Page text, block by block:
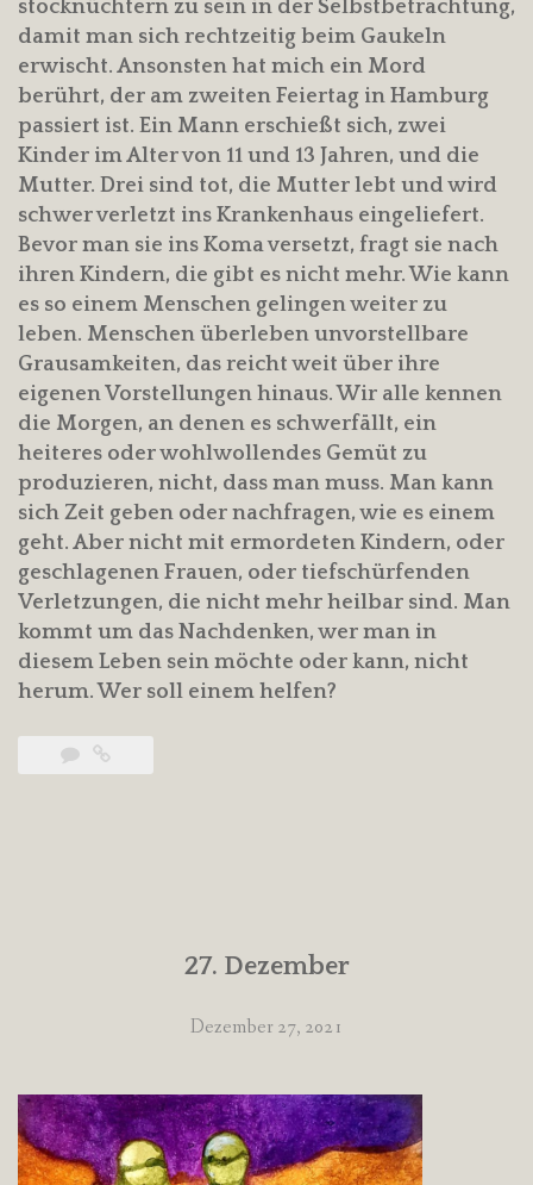
stocknüchtern zu sein in der Selbstbetrachtung,
damit man sich rechtzeitig beim Gaukeln
erwischt. Ansonsten hat mich ein Mord
berührt, der am zweiten Feiertag in Hamburg
passiert ist. Ein Mann erschießt sich, zwei
Kinder im Alter von 11 und 13 Jahren, und die
Mutter. Drei sind tot, die Mutter lebt und wird
schwer verletzt ins Krankenhaus eingeliefert.
Bevor man sie ins Koma versetzt, fragt sie nach
ihren Kindern, die gibt es nicht mehr. Wie kann
es so einem Menschen gelingen weiter zu
leben. Menschen überleben unvorstellbare
Grausamkeiten, das reicht weit über ihre
eigenen Vorstellungen hinaus. Wir alle kennen
die Morgen, an denen es schwerfällt, ein
heiteres oder wohlwollendes Gemüt zu
produzieren, nicht, dass man muss. Man kann
sich Zeit geben oder nachfragen, wie es einem
geht. Aber nicht mit ermordeten Kindern, oder
geschlagenen Frauen, oder tiefschürfenden
Verletzungen, die nicht mehr heilbar sind. Man
kommt um das Nachdenken, wer man in
diesem Leben sein möchte oder kann, nicht
herum. Wer soll einem helfen?
27. Dezember
Dezember 27, 2021